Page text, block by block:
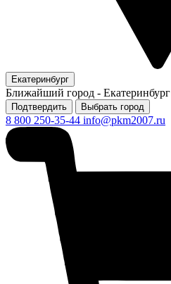
Екатеринбург
Ближайший город - Екатеринбург
Подтвердить Выбрать город
8 800 250-35-44 info@pkm2007.ru